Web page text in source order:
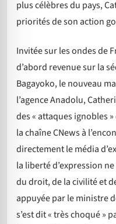
plus célèbres du pays,
priorités de son action
Invitée sur les ondes de
d’abord revenue sur la
Bagayoko, le nouveau
l’agence Anadolu,
des « attaques ignobles
la chaîne CNews à
directement le média
la liberté d’expression
du droit, de la civilité et
appuyée par le ministre
s’est dit « très choqué »